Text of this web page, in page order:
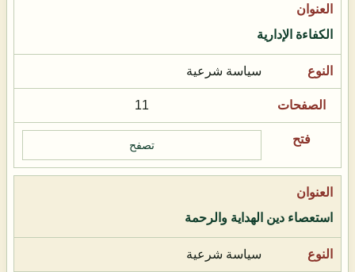
الكفاءة الإدارية
سياسة شرعية
11
تصفح
استعصاء دين الهداية والرحمة
سياسة شرعية